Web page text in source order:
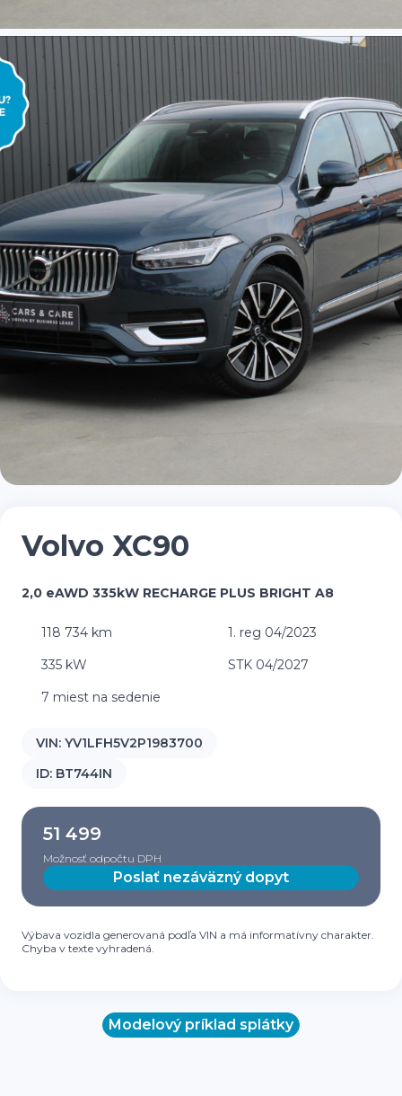
Volvo XC90
2,0 eAWD 335kW RECHARGE PLUS BRIGHT A8
118 734 km
1. reg 04/2023
335 kW
STK 04/2027
7 miest na sedenie
VIN: YV1LFH5V2P1983700
ID: BT744IN
51 499
Možnosť odpočtu DPH
Poslať nezáväzný dopyt
Výbava vozidla generovaná podľa VIN a má informatívny charakter.
Chyba v texte vyhradená.
Modelový príklad splátky